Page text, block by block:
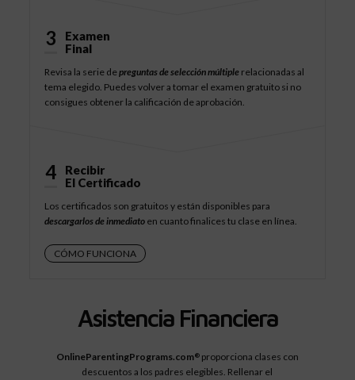
3
Examen
Final
Revisa la serie depreguntas de selección múltiple relacionadas al
tema elegido. Puedes volver a tomar el examen gratuito si no
consigues obtener la calificación de aprobación.
4
Recibir
El Certificado
Los certificados son gratuitos y están disponibles para
descargarlos de inmediato en cuanto finalices tu clase en línea.
CÓMO FUNCIONA
Asistencia Financiera
OnlineParentingPrograms.com®proporciona clases con
descuentos a los padres elegibles. Rellenar el